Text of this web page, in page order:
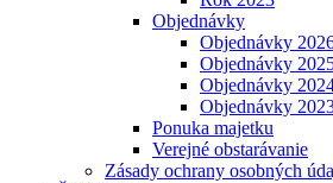
Objednávky
Objednávky
Objednávky
Objednávky
Objednávky
Ponuka majetku
Verejné obstarávanie
Zásady ochrany osobných